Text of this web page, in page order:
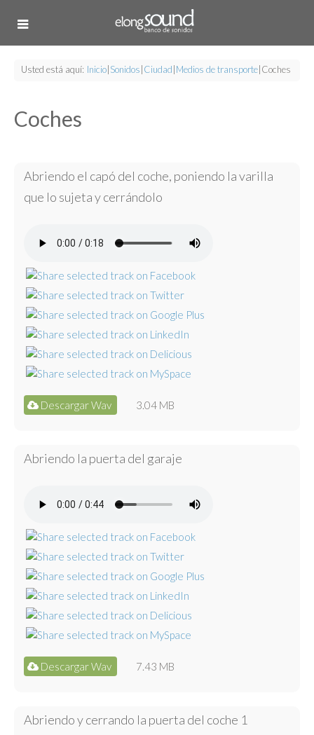
Usted está aquí: Inicio Sonidos Ciudad Medios de transporte Coches
Coches
Abriendo el capó del coche, poniendo la varilla
que lo sujeta y cerrándolo
Descargar Wav 3.04 MB
Abriendo la puerta del garaje
Descargar Wav 7.43 MB
Abriendo y cerrando la puerta del coche 1